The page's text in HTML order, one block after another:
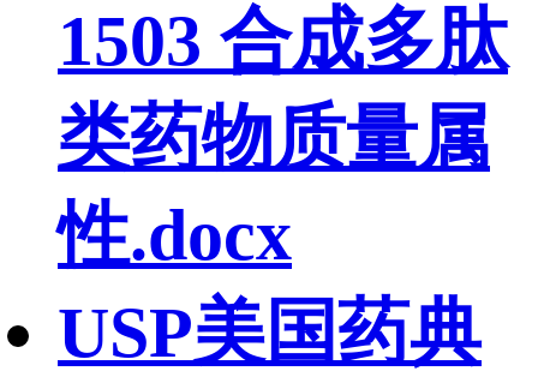
1503 合成多肽
类药物质量属
性.docx
USP美国药典